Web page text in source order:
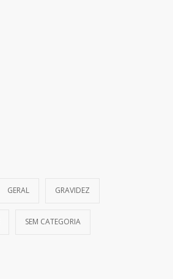
GERAL GRAVIDEZ
SEM CATEGORIA